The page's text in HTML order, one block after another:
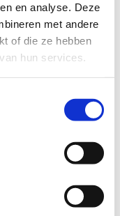
en analyse. Deze
met andere
of die ze hebben
hun services.
met ons